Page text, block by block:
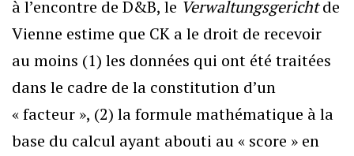
à l’encontre de D&B, le Verwaltungsgerichtde
Vienne estime que CK a le droit de recevoir
au moins (1) les données qui ont été traitées
dans le cadre de la constitution d’un
« facteur », (2) la formule mathématique à la
base du calcul ayant abouti au « score » en